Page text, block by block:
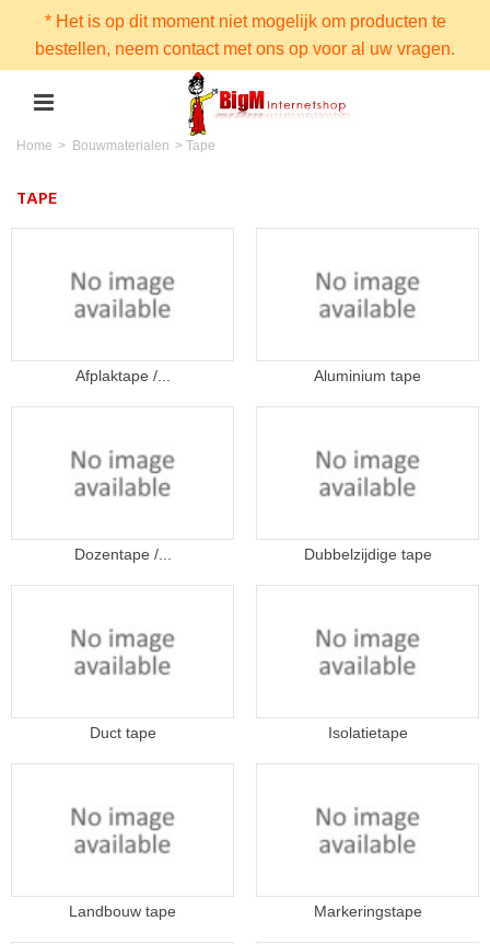
* Het is op dit moment niet mogelijk om producten te
bestellen, neem contact met ons op voor al uw vragen.
Home > Bouwmaterialen > Tape
TAPE
Afplaktape /... Aluminium tape
Dozentape /... Dubbelzijdige tape
Duct tape Isolatietape
Landbouw tape Markeringstape